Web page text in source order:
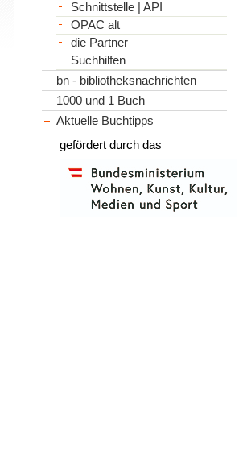
Schnittstelle | API
OPAC alt
die Partner
Suchhilfen
bn - bibliotheksnachrichten
1000 und 1 Buch
Aktuelle Buchtipps
gefördert durch das